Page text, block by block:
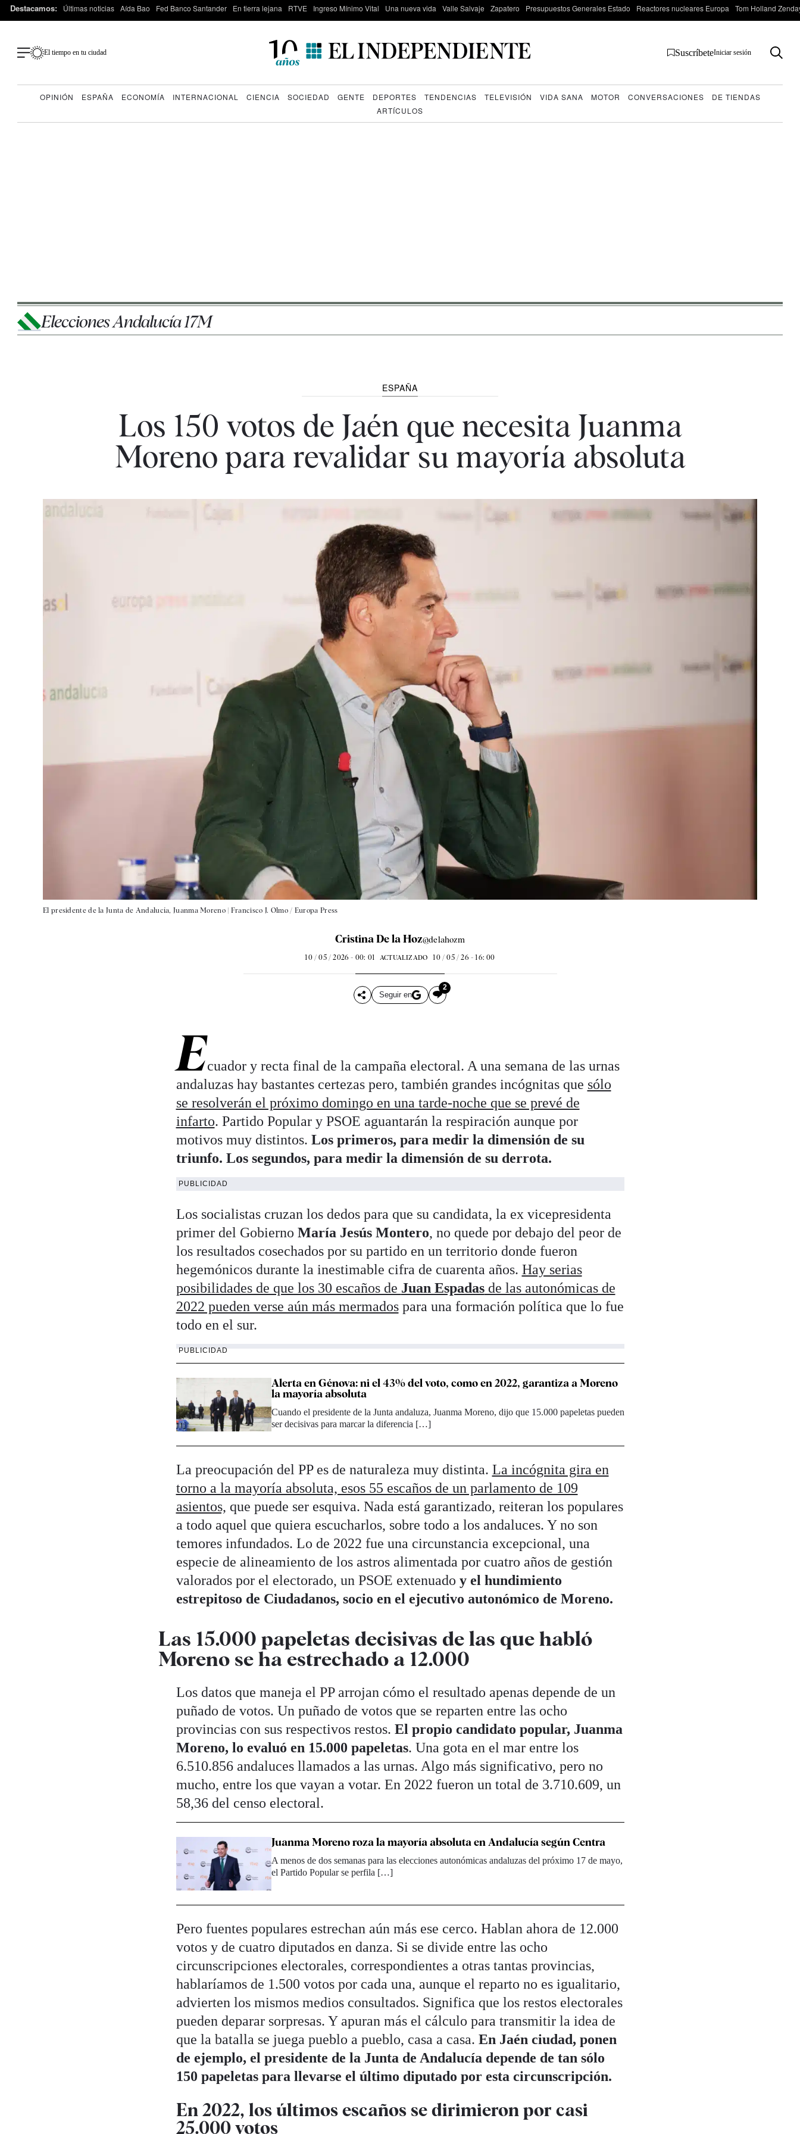
Destacamos: Últimas noticias Aída Bao Fed Banco Santander En tierra lejana RTVE Ingreso Mínimo Vital Una nueva vida Valle Salvaje Zapatero Presupuestos Generales Estado Reactores nucleares Europa Tom Holland
El tiempo en tu ciudad SuscríbeteIniciar sesión
OPINIÓN ESPAÑA ECONOMÍA INTERNACIONAL CIENCIA SOCIEDAD GENTE DEPORTES TENDENCIAS TELEVISIÓN VIDA SANA MOTOR CONVERSACIONES
DE TIENDAS
ARTÍCULOS
Elecciones Andalucía 17M
ESPAÑA
Los 150 votos de Jaén que necesita Juanma
Moreno para revalidar su mayoría absoluta
El presidente de la Junta de Andalucía, Juanma Moreno | Francisco J. Olmo / Europa Press
Cristina De la Hoz@delahozm
10 / 05 / 2026 - 00: 01 ACTUALIZADO 10 / 05 / 26 - 16: 00
Seguir en
2
Ecuador y recta final de la campaña electoral. A una semana de las urnas
andaluzas hay bastantes certezas pero, también grandes incógnitas que sólo
se resolverán el próximo domingo en una tarde-noche que se prevé de
infarto. Partido Popular y PSOE aguantarán la respiración aunque por
motivos muy distintos. Los primeros, para medir la dimensión de su
triunfo. Los segundos, para medir la dimensión de su derrota.
PUBLICIDAD
Los socialistas cruzan los dedos para que su candidata, la ex vicepresidenta
primer del Gobierno María Jesús Montero, no quede por debajo del peor de
los resultados cosechados por su partido en un territorio donde fueron
hegemónicos durante la inestimable cifra de cuarenta años. Hay serias
posibilidades de que los 30 escaños de Juan Espadasde las autonómicas de
2022 pueden verse aún más mermadospara una formación política que lo fue
todo en el sur.
PUBLICIDAD
Alerta en Génova: ni el 43% del voto, como en 2022, garantiza a Moreno
la mayoría absoluta
Cuando el presidente de la Junta andaluza, Juanma Moreno, dijo que 15.000 papeletas pueden
ser decisivas para marcar la diferencia […]
La preocupación del PP es de naturaleza muy distinta. La incógnita gira en
torno a la mayoría absoluta, esos 55 escaños de un parlamento de 109
asientos, que puede ser esquiva. Nada está garantizado, reiteran los populares
a todo aquel que quiera escucharlos, sobre todo a los andaluces. Y no son
temores infundados. Lo de 2022 fue una circunstancia excepcional, una
especie de alineamiento de los astros alimentada por cuatro años de gestión
valorados por el electorado, un PSOE extenuado y el hundimiento
estrepitoso de Ciudadanos, socio en el ejecutivo autonómico de Moreno.
Las 15.000 papeletas decisivas de las que habló
Moreno se ha estrechado a 12.000
Los datos que maneja el PP arrojan cómo el resultado apenas depende de un
puñado de votos. Un puñado de votos que se reparten entre las ocho
provincias con sus respectivos restos. El propio candidato popular, Juanma
Moreno, lo evaluó en 15.000 papeletas. Una gota en el mar entre los
6.510.856 andaluces llamados a las urnas. Algo más significativo, pero no
mucho, entre los que vayan a votar. En 2022 fueron un total de 3.710.609, un
58,36 del censo electoral.
Juanma Moreno roza la mayoría absoluta en Andalucía según Centra
A menos de dos semanas para las elecciones autonómicas andaluzas del próximo 17 de mayo,
el Partido Popular se perfila […]
Pero fuentes populares estrechan aún más ese cerco. Hablan ahora de 12.000
votos y de cuatro diputados en danza. Si se divide entre las ocho
circunscripciones electorales, correspondientes a otras tantas provincias,
hablaríamos de 1.500 votos por cada una, aunque el reparto no es igualitario,
advierten los mismos medios consultados. Significa que los restos electorales
pueden deparar sorpresas. Y apuran más el cálculo para transmitir la idea de
que la batalla se juega pueblo a pueblo, casa a casa. En Jaén ciudad, ponen
de ejemplo, el presidente de la Junta de Andalucía depende de tan sólo
150 papeletas para llevarse el último diputado por esta circunscripción.
En 2022, los últimos escaños se dirimieron por casi
25.000 votos